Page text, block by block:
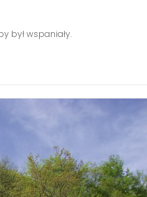
był wspaniały.